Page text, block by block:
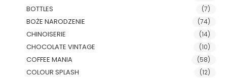
BOTTLES (7)
BOŻE NARODZENIE (74)
CHINOISERIE (14)
CHOCOLATE VINTAGE (10)
COFFEE MANIA (58)
COLOUR SPLASH (12)